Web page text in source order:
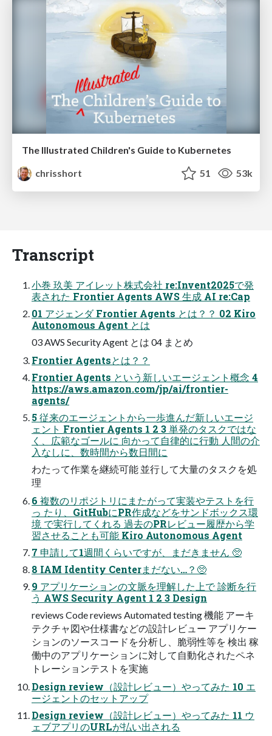
The Illustrated Children's Guide to Kubernetes
chrisshort
51 53k
Transcript
小巻 玖美 アイレット株式会社 re:Invent2025で発
表された Frontier Agents AWS 生成 AI re:Cap
01 アジェンダ Frontier Agents とは？？ 02 Kiro
Autonomous Agent とは
03 AWS Security Agent とは 04 まとめ
Frontier Agentsとは？？
Frontier Agents という新しいエージェント概念 4
https://aws.amazon.com/jp/ai/frontier-
agents/
5 従来のエージェントから一歩進んだ新しいエージ
ェント Frontier Agents 1 2 3 単発のタスクではな
く、広範なゴールに 向かって自律的に行動 人間の介
入なしに、数時間から数日間に
わたって作業を継続可能 並行して大量のタスクを処
理
6 複数のリポジトリにまたがって実装やテストを行
っ たり、GitHubにPR作成などをサンドボックス環
境 で実行してくれる 過去のPRレビュー履歴から学
習させることも可能 Kiro Autonomous Agent
7 申請して1週間くらいですが、まだきません 🥺
8 IAM Identity Centerまだない…？🥺
9 アプリケーションの文脈を理解した上で 診断を行
う AWS Security Agent 1 2 3 Design
reviews Code reviews Automated testing 機能 アーキ
テクチャ図や仕様書などの設計レビュー アプリケー
ションのソースコードを分析し、脆弱性等を 検出 稼
働中のアプリケーションに対して自動化されたペネ
トレーションテストを実施
Design review（設計レビュー）やってみた 10 エ
ージェントのセットアップ
Design review（設計レビュー）やってみた 11 ウ
ェブアプリのURLが払い出される